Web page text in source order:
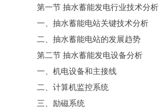
第一节 抽水蓄能发电行业技术分析
一、抽水蓄能电站关键技术分析
二、抽水蓄能电站的发展趋势
第二节 抽水蓄能发电设备分析
一、机电设备和主接线
二、计算机监控系统
三、励磁系统